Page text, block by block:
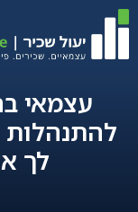
עצמאי
לך